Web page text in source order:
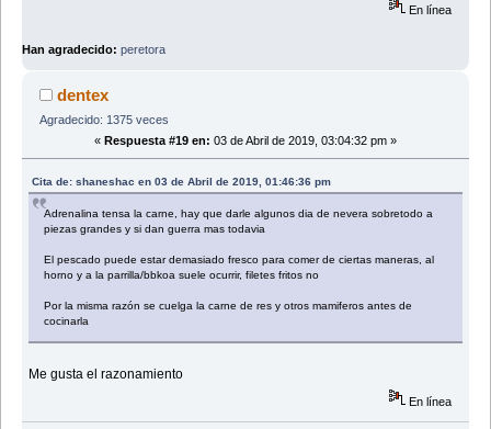
En línea
Han agradecido: peretora
dentex
Agradecido: 1375 veces
« Respuesta #19 en: 03 de Abril de 2019, 03:04:32 pm »
Cita de: shaneshac en 03 de Abril de 2019, 01:46:36 pm
Adrenalina tensa la carne, hay que darle algunos dia de nevera sobretodo a
piezas grandes y si dan guerra mas todavia
El pescado puede estar demasiado fresco para comer de ciertas maneras, al
horno y a la parrilla/bbkoa suele ocurrir, filetes fritos no
Por la misma razón se cuelga la carne de res y otros mamiferos antes de
cocinarla
Me gusta el razonamiento
En línea